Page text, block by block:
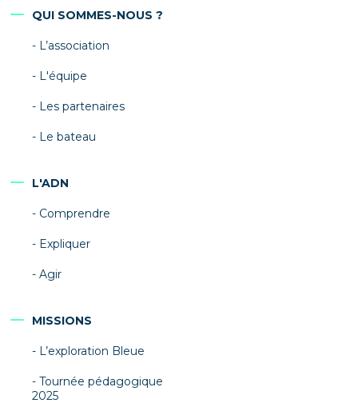
QUI SOMMES-NOUS ?
L’association
L'équipe
Les partenaires
Le bateau
L'ADN
Comprendre
Expliquer
Agir
MISSIONS
L’exploration Bleue
Tournée pédagogique
2025